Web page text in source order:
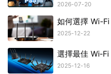
2026-07-20
如何選擇 Wi-
2025-12-22
選擇最佳
2025-12-16